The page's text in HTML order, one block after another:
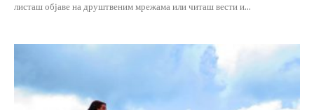
листаш објаве на друштвеним мрежама или читаш вести и...